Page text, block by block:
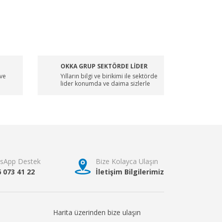
OKKA GRUP SEKTÖRDE LİDER
Yılların bilgi ve birikimi ile sektörde
lider konumda ve daima sizlerle
Destek
073 41 22
Bize Kolayca Ulaşın
İletişim Bilgilerimiz
Harita üzerinden bize ulaşın